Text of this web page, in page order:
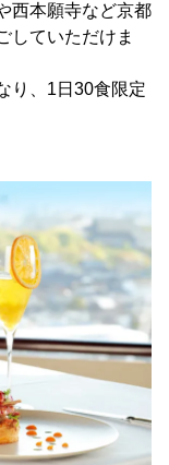
西本願寺など京都
していただけま
り、1日30食限定